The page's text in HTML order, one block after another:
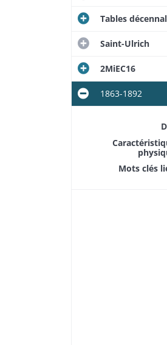
Tables
Saint-Ulrich
2MiEC16
1863-1892
Mots clés